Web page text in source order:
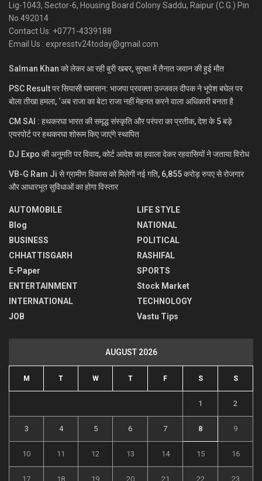
Lig-1043, Sector-6, Housing Board Colony Saddu, Raipur (C.G.) Pin
No.492014
Contact Us: +0771-4339188
Email Us : expresstv24today@gmail.com
Salman Khan को लेकर आ रही बुरी खबर, सुरक्षा में तैनात जवान की हुई मौत
PSC Result पर सियासी घमासान: भाजपा प्रवक्ता उज्जवल दीपक ने भूपेश बघेल पर
बोला तीखा हमला, ‘अब राजा का बेटा राजा नहीं मेहनत करने वाला अधिकारी बनता है
CM SAI : हथकरघा भारत की समृद्ध संस्कृति और परंपरा का प्रतीक, देश के 5 बड़े
एयरपोर्ट पर हथकरघा शोरूम किए जाएंगे स्थापित
DJ Expo की अनुमति पर विवाद, कोर्ट आदेश का हवाला देकर रहवासियों ने जताया विरोध
VB-G Ram Ji से ग्रामीण विकास को मिलेगी नई गति, 6,855 करोड़ रुपए से रोजगार
और आधारभूत सुविधाओं का होगा विस्तार
AUTOMOBILE
Blog
BUSINESS
CHHATTISGARH
E-Paper
ENTERTAINMENT
INTERNATIONAL
JOB
LIFE STYLE
NATIONAL
POLITICAL
RASHIFAL
SPORTS
Stock Market
TECHNOLOGY
Vastu Tips
AUGUST 2026
M T W T F S S
1 2
3 4 5 6 7 8 9
10 11 12 13 14 15 16
17 18 19 20 21 22 23